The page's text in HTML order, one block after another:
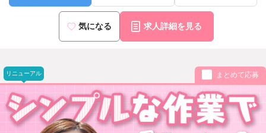
気になる 求人詳細を見る
リニューアル まとめて応募